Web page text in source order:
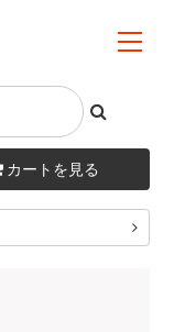
カートを見る